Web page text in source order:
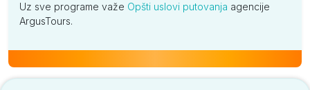
Uz sve programe važe Opšti uslovi putovanja agencije
ArgusTours.